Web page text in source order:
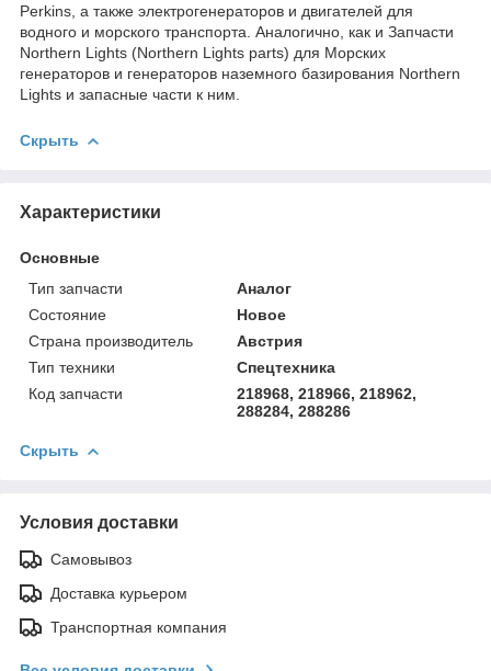
Perkins, а также электрогенераторов и двигателей для
водного и морского транспорта. Аналогично, как и Запчасти
Northern Lights (Northern Lights parts) для Морских
генераторов и генераторов наземного базирования Northern
Lights и запасные части к ним.
Скрыть
Характеристики
Основные
Тип запчасти
Аналог
Состояние
Новое
Страна производитель
Австрия
Тип техники
Спецтехника
Код запчасти
218968, 218966, 218962,
288284, 288286
Скрыть
Условия доставки
Самовывоз
Доставка курьером
Транспортная компания